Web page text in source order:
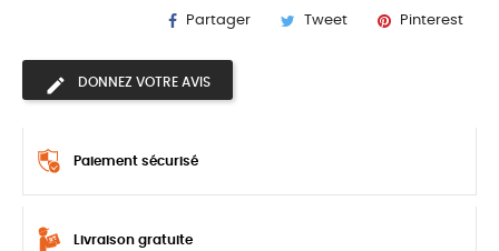
Partager Tweet Pinterest
DONNEZ VOTRE AVIS
Paiement sécurisé
Livraison gratuite